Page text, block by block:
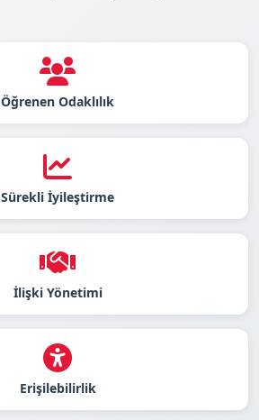
Öğrenen Odaklılık
Sürekli İyileştirme
İlişki Yönetimi
Erişilebilirlik